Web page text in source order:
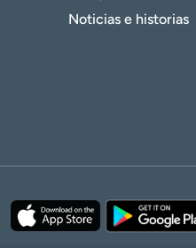
Noticias e historias